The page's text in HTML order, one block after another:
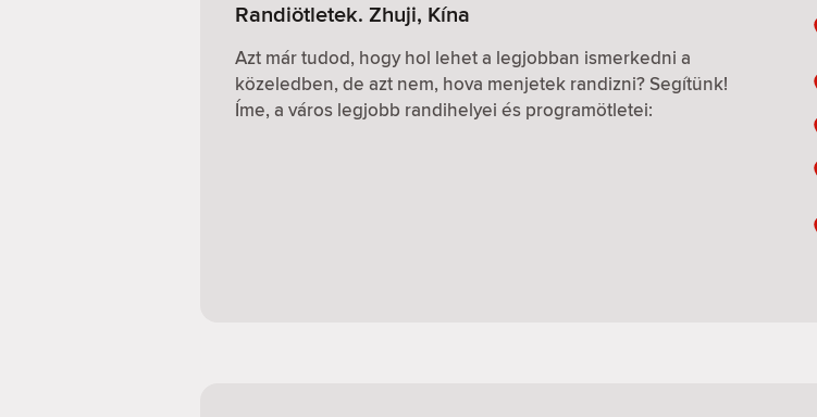
Randiötletek. Zhuji, Kína
Azt már tudod, hogy hol lehet a legjobban ismerkedni a
közeledben, de azt nem, hova menjetek randizni? Segítünk!
Íme, a város legjobb randihelyei és programötletei: